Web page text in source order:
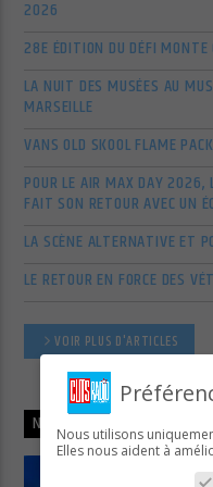
2026
28E ÉDITION DU DÉFI MONTE
LA NUIT DES MUSÉES AU
MARSEILLE
VANS OLD SKOOL FLAME PACK
POUR LE AIR MAX DAY
FAIT SON RETOUR AVEC UN
LA SCÈNE ALTERNATIVE ET
LE RETOUR EN FORCE DES
VOIR PLUS D'ARTICLES
NOW ON AIR
Nous utilisons
Elles nous aident à